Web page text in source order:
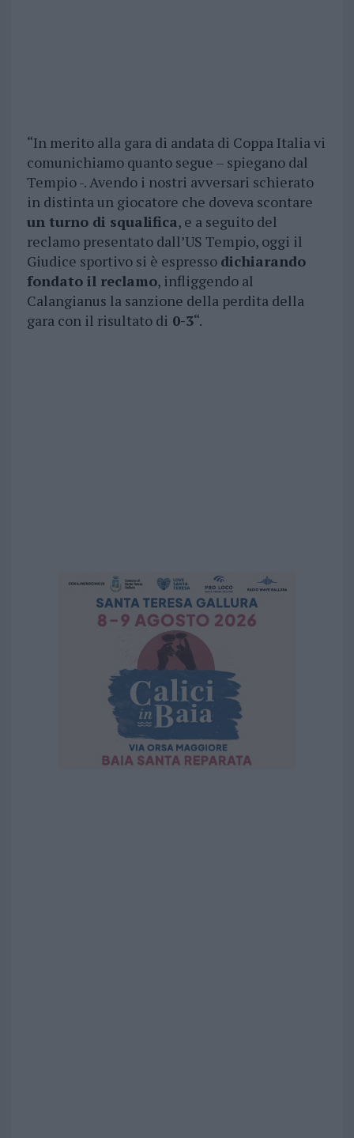
“In merito alla gara di andata di Coppa Italia vi
comunichiamo quanto segue – spiegano dal
Tempio -. Avendo i nostri avversari schierato
in distinta un giocatore che doveva scontare
un turno di squalifica, e a seguito del
reclamo presentato dall’US Tempio, oggi il
Giudice sportivo si è espresso dichiarando
fondato il reclamo, infliggendo al
Calangianus la sanzione della perdita della
gara con il risultato di 0-3“.